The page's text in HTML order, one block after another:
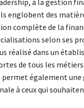
englobent des
complète de la
selon ses
réalisé dans un
de tous les
permet également une
à ceux qui